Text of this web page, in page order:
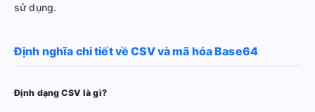
sử dụng.
Định nghĩa chi tiết về CSV và mã hóa Base64
Định dạng CSV là gì?